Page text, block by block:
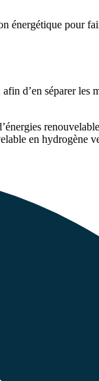
pour
d’en séparer
en hydrogène